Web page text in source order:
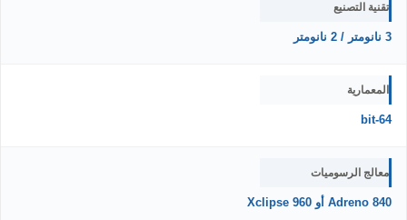
تقنية التصنيع
3 نانومتر / 2 نانومتر
المعمارية
64-bit
معالج الرسوميات
Adreno 840 أو Xclipse 960